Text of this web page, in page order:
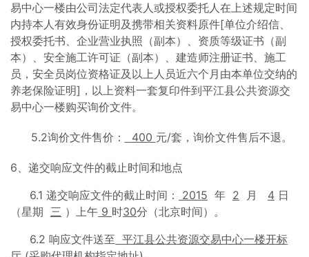
易中心一楼由公司法定代表人或授权委托人在上述规定时间
内持本人有效身份证明及携带相关资料原件[单位介绍信、
授权委托书、企业营业执照（副本）、资质等级证书（副
本）、安全施工许可证（副本）、建造师注册证书、施工
员，安全员岗位资格证及以上人员近六个月由本单位交纳的
养老保险证明]，以上资料一套复印件到平江县公共资源交
易中心一楼购买询价文件。
5.2询价文件售价： 400 元/套，询价文件售后不退。
6、递交响应文件的截止时间和地点
6.1 递交响应文件的截止时间：
2015 年 2 月 4 日
（星期 三 ）上午 9 时30分（北京时间）。
6.2 响应文件送至 平江县公共资源交易中心一楼开标